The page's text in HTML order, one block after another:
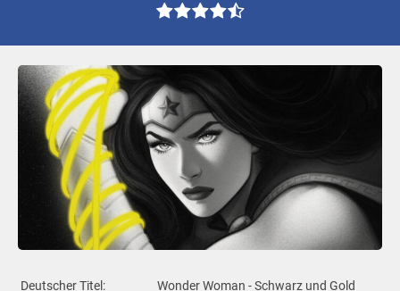
Deutscher Titel:
Wonder Woman - Schwarz und Gold